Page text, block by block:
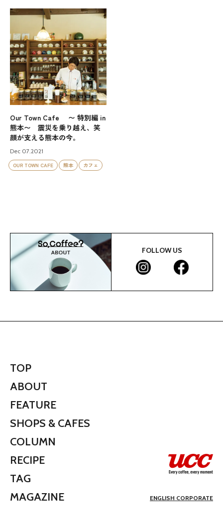
Our Town Cafe 〜 特別編 in
熊本〜 震災を乗り越え、笑
顔が支える熊本の今。
Dec 07.2021
OUR TOWN CAFE
熊本 カフェ
FOLLOW US
TOP
ABOUT
FEATURE
SHOPS & CAFES
COLUMN
RECIPE
TAG
MAGAZINE
ENGLISH CORPORATE